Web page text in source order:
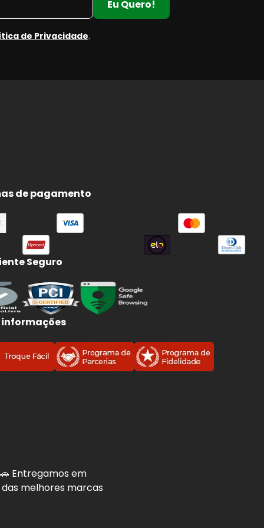
Eu Quero!
de Privacidade.
de pagamento
Seguro
informações
Entregamos em
melhores marcas